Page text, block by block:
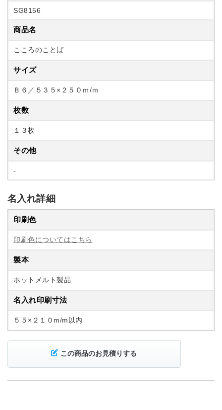
SG8156
商品名
こころのことば
サイズ
Ｂ６／５３５×２５０ｍ/ｍ
枚数
１３枚
その他
-
名入れ詳細
印刷色
印刷色についてはこちら
製本
ホットメルト製品
名入れ印刷寸法
５５×２１０m/m以内
この商品のお見積りする